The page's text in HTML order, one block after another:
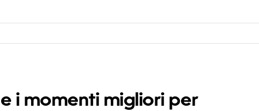
i momenti migliori per